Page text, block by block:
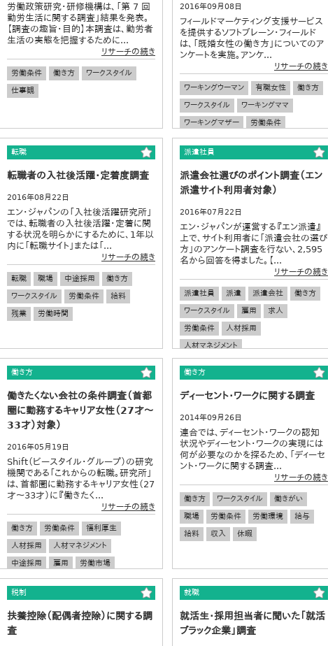
労働政策研究・研修機構は、「第 7 回
勤労生活に関する調査」結果を発表。
【調査の趣旨・目的】本調査は、勤労者
生活の実態を把握するために...
リサーチの続き
労働条件 働き方
ワークスタイル
仕事観
2016年09月08日
フィールドマーケティング支援サービス
を提供するソフトブレーン・フィールド
は、「既婚女性の働き方」についてのア
ンケートを実施。アンケ...
リサーチの続き
ワーキングウーマン 有職女性
働き方
ワークスタイル
ワーキングママ
ワーキングマザー
労働条件
転職
転職者の入社後活躍・定着度調査
2016年08月22日
エン・ジャパンの「入社後活躍研究所」
では、転職者の入社後活躍・定着に関
する状況を明らかにするために、1年以
内に「転職サイト」または「...
リサーチの続き
転職 職場 中途採用
働き方
ワークスタイル
労働条件
給料
残業
労働時間
派遣社員
派遣会社選びのポイント調査（エン
派遣サイト利用者対象）
2016年07月22日
エン・ジャパンが運営する『エン派遣』
上で、サイト利用者に「派遣会社の選び
方」のアンケート調査を行ない、2,595
名から回答を得ました。【...
リサーチの続き
派遣社員 派遣 派遣会社
働き方
ワークスタイル
雇用
求人
労働条件
人材採用
人材マネジメント
働き方
働きたくない会社の条件調査（首都
圏に勤務するキャリア女性（27才～
33才）対象）
2016年05月19日
Shift（ビースタイル・グループ）の研究
機関である「これからの転職。研究所」
は、首都圏に勤務するキャリア女性（27
才～33才）に『働きたく...
リサーチの続き
働き方 労働条件
福利厚生
人材採用
人材マネジメント
中途採用
雇用
労働市場
ワーキングウーマン
有職女性
女性社員
働き方
ディーセント・ワークに関する調査
2014年09月26日
連合では、ディーセント・ワークの認知
状況やディーセント・ワークの実現には
何が必要なのかを探るため、「ディーセ
ント・ワークに関する調査...
リサーチの続き
働き方 ワークスタイル
働きがい
職場
労働条件 労働環境
給与
給料
収入 休暇
税制
扶養控除（配偶者控除）に関する調
査
就職
就活生・採用担当者に聞いた「就活
ブラック企業」調査